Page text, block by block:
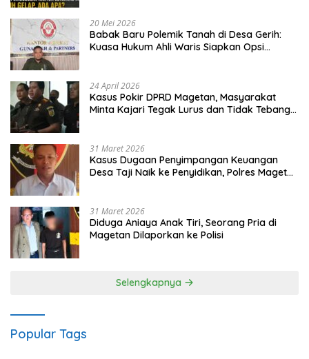
20 Mei 2026
Babak Baru Polemik Tanah di Desa Gerih:
Kuasa Hukum Ahli Waris Siapkan Opsi
24 April 2026
Kasus Pokir DPRD Magetan, Masyarakat
Minta Kajari Tegak Lurus dan Tidak Tebang
31 Maret 2026
Kasus Dugaan Penyimpangan Keuangan
Desa Taji Naik ke Penyidikan, Polres Magetan
31 Maret 2026
Diduga Aniaya Anak Tiri, Seorang Pria di
Magetan Dilaporkan ke Polisi
Selengkapnya
Popular Tags